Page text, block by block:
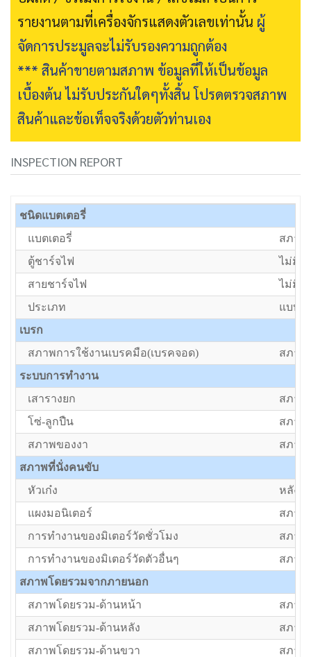
รายงานตามที่เครื่องจักรแสดงตัวเลขเท่านั้น ผู้
จัดการประมูลจะไม่รับรองความถูกต้อง
*** สินค้าขายตามสภาพ ข้อมูลที่ให้เป็นข้อมูล
เบื้องต้น ไม่รับประกันใดๆทั้งสิ้น โปรดตรวจสภาพ
สินค้าและข้อเท็จจริงด้วยตัวท่านเอง
INSPECTION REPORT
ชนิดแบตเตอรี่
แบตเตอรี่
สภาพ
ตู้ชาร์จไฟ
ไม่มีตู้
สายชาร์จไฟ
ไม่มีส
ประเภท
แบบยื
เบรก
สภาพการใช้งานเบรคมือ(เบรคจอด)
สภาพ
ระบบการทำงาน
เสารางยก
สภาพ
โซ่-ลูกปืน
สภาพ
สภาพของงา
สภาพ
สภาพที่นั่งคนขับ
หัวเก๋ง
หลังค
แผงมอนิเตอร์
สภาพ
การทำงานของมิเตอร์วัดชั่วโมง
สภาพ
การทำงานของมิเตอร์วัดตัวอื่นๆ
สภาพ
สภาพโดยรวมจากภายนอก
สภาพโดยรวม-ด้านหน้า
สภาพ
สภาพโดยรวม-ด้านหลัง
สภาพ
สภาพโดยรวม-ด้านขวา
สภาพ